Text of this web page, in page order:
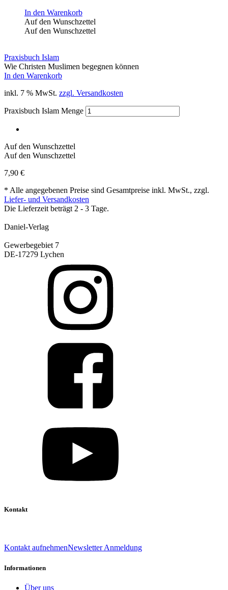
In den Warenkorb
Auf den Wunschzettel
Auf den Wunschzettel
Praxisbuch Islam
Wie Christen Muslimen begegnen können
In den Warenkorb
inkl. 7 % MwSt. zzgl. Versandkosten
Praxisbuch Islam Menge
Auf den Wunschzettel
Auf den Wunschzettel
7,90 €
* Alle angegebenen Preise sind Gesamtpreise inkl. MwSt., zzgl.
Liefer- und Versandkosten
Die Lieferzeit beträgt 2 - 3 Tage.
Daniel-Verlag
Gewerbegebiet 7
DE-17279 Lychen
Kontakt
Kontakt aufnehmenNewsletter Anmeldung
Informationen
Über uns